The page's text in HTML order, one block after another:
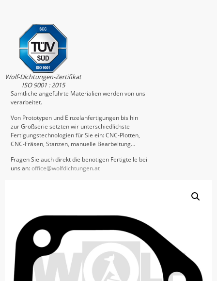
Wolf-Dichtungen-Zertifikat
ISO 9001 : 2015
Sämtliche angeführte Materialien werden von uns
verarbeitet.
Von Prototypen und Einzelanfertigungen bis hin
zur Großserie setzten wir unterschiedlichste
Fertigungstechnologien für Sie ein: CNC-Plotten,
CNC-Fräsen, Stanzen, manuelle Bearbeitung…
Fragen Sie auch direkt die benötigen Fertigteile bei
uns an:office@wolfdichtungen.at